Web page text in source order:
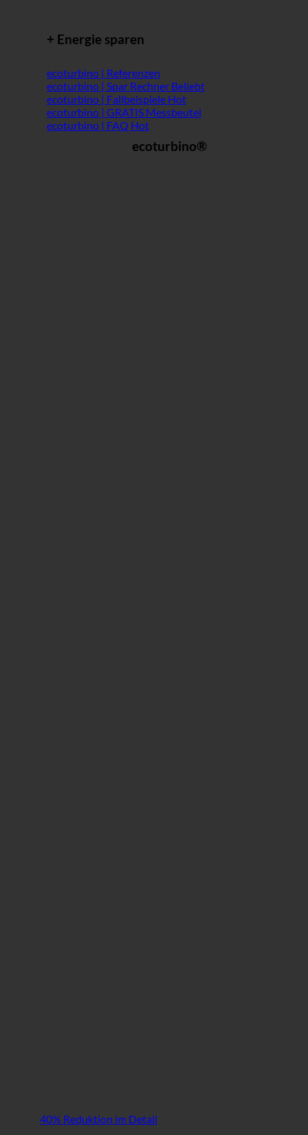
+ Energie sparen
ecoturbino | Referenzen
ecoturbino | Spar Rechner
ecoturbino | Fallbeispiele
ecoturbino | GRATIS Messbeutel
ecoturbino | FAQ
ecoturbino®
40% Reduktion im Detail